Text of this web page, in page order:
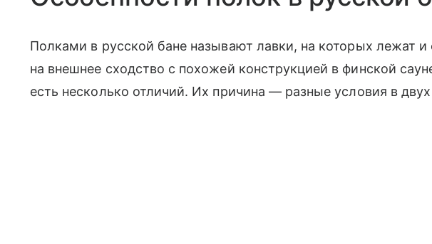
Полками в русской бане называют лавки, на которых лежат
на внешнее сходство с похожей конструкцией в финской
есть несколько отличий. Их причина — разные условия в двух